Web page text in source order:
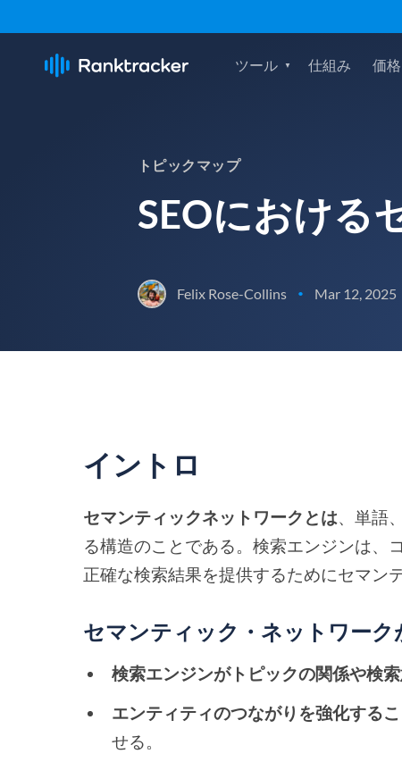
ツール 仕組み 価格
トピックマップ
SEOにおける
Felix Rose-Collins • Mar 12, 2025
イントロ
セマンティックネットワークとは、単語
る構造のことである。検索エンジンは、
正確な検索結果を提供するためにセマン
セマンティック・ネットワーク
検索エンジンがトピックの関係や検
エンティティのつながりを強化する
せる。